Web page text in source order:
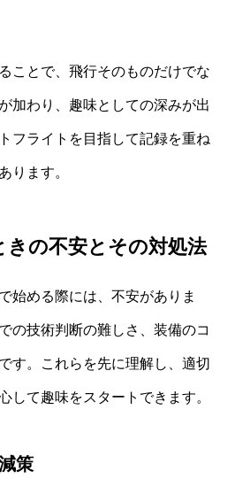
ことで、飛行そのものだけでな
加わり、趣味としての深みが出
フライトを目指して記録を重ね
ります。
きの不安とその対処法
始める際には、不安がありま
の技術判断の難しさ、装備のコ
す。これらを先に理解し、適切
して趣味をスタートできます。
策